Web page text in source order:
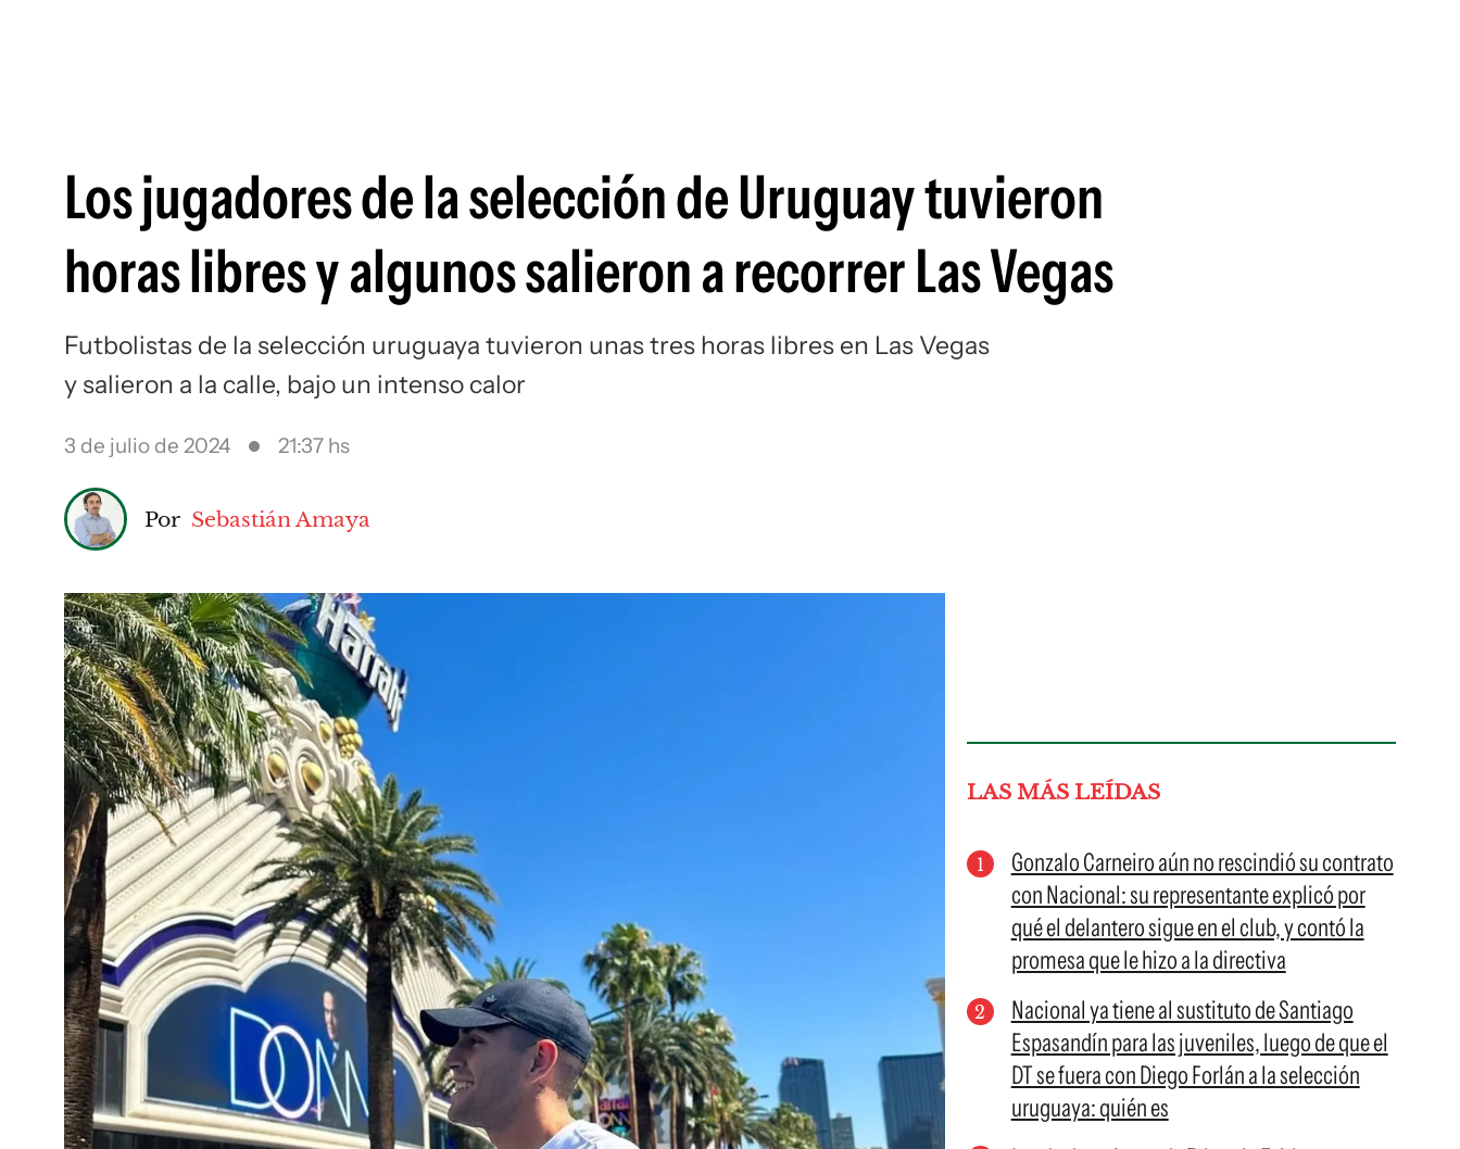
Los jugadores de la selección de Uruguay tuvieron
horas libres y algunos salieron a recorrer Las Vegas
Futbolistas de la selección uruguaya tuvieron unas tres horas libres en Las Vegas
y salieron a la calle, bajo un intenso calor
3 de julio de 2024 21:37 hs
Por Sebastián Amaya
LAS MÁS LEÍDAS
Gonzalo Carneiro aún no rescindió su contrato
con Nacional: su representante explicó por
qué el delantero sigue en el club, y contó la
promesa que le hizo a la directiva
Nacional ya tiene al sustituto de Santiago
Espasandín para las juveniles, luego de que el
DT se fuera con Diego Forlán a la selección
uruguaya: quién es